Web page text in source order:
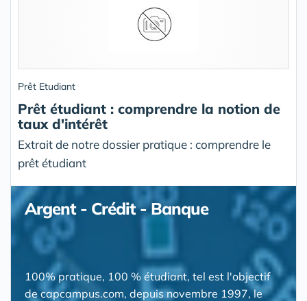
Prêt Etudiant
Prêt étudiant : comprendre la notion de
taux d'intérêt
Extrait de notre dossier pratique : comprendre le
prêt étudiant
Argent - Crédit - Banque
100% pratique, 100 % étudiant, tel est l'objectif
de capcampus.com, depuis novembre 1997, le